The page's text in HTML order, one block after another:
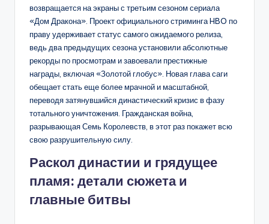
возвращается на экраны с третьим сезоном сериала
«Дом Дракона». Проект официального стриминга HBO по
праву удерживает статус самого ожидаемого релиза,
ведь два предыдущих сезона установили абсолютные
рекорды по просмотрам и завоевали престижные
награды, включая «Золотой глобус». Новая глава саги
обещает стать еще более мрачной и масштабной,
переводя затянувшийся династический кризис в фазу
тотального уничтожения. Гражданская война,
разрывающая Семь Королевств, в этот раз покажет всю
свою разрушительную силу.
Раскол династии и грядущее
пламя: детали сюжета и
главные битвы